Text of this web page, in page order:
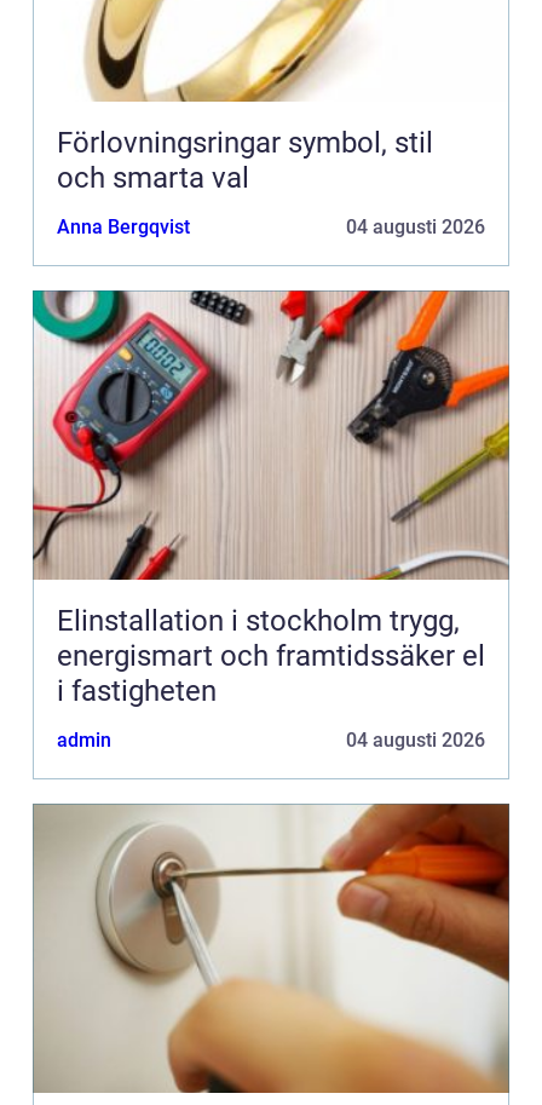
Förlovningsringar symbol, stil
och smarta val
Anna Bergqvist 04 augusti 2026
Elinstallation i stockholm trygg,
energismart och framtidssäker el
i fastigheten
admin 04 augusti 2026